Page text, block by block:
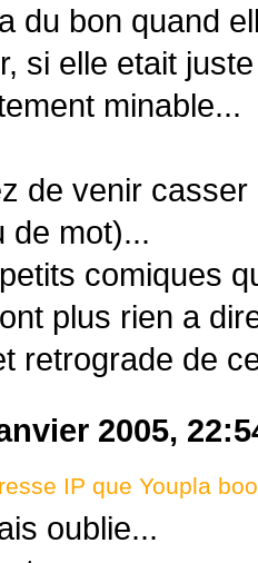
du bon quand
si elle etait
minable...
de venir
de mot)...
comiques
plus rien a
retrograde de
2005,
IP que Youpla
oublie...